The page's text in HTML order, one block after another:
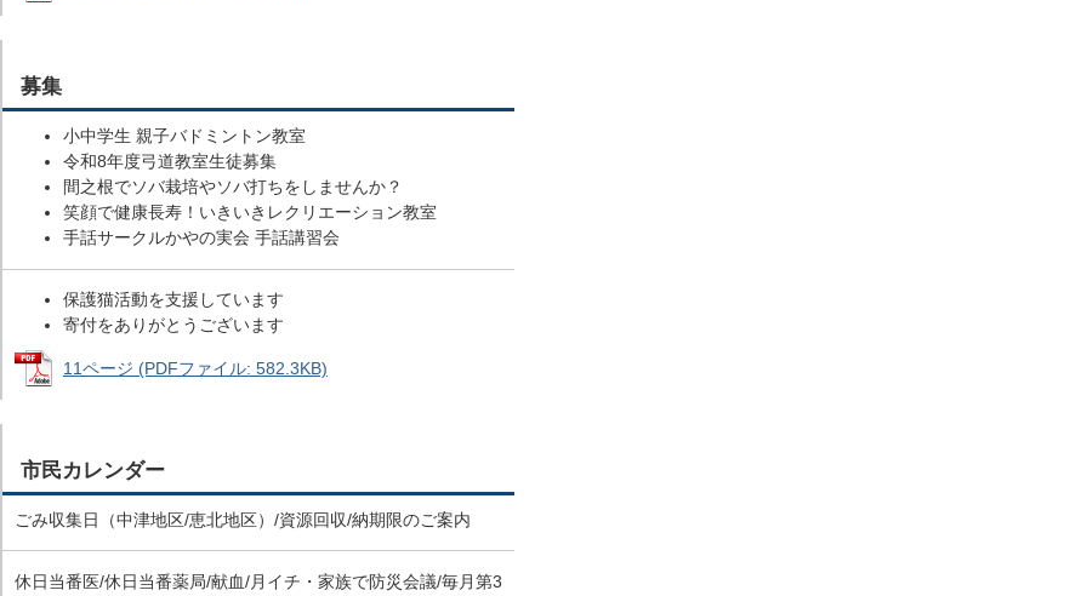
募集
小中学生 親子バドミントン教室
令和8年度弓道教室生徒募集
間之根でソバ栽培やソバ打ちをしませんか？
笑顔で健康長寿！いきいきレクリエーション教室
手話サークルかやの実会 手話講習会
保護猫活動を支援しています
寄付をありがとうございます
11ページ (PDFファイル: 582.3KB)
市民カレンダー
ごみ収集日（中津地区/恵北地区）/資源回収/納期限のご案内
休日当番医/休日当番薬局/献血/月イチ・家族で防災会議/毎月第3